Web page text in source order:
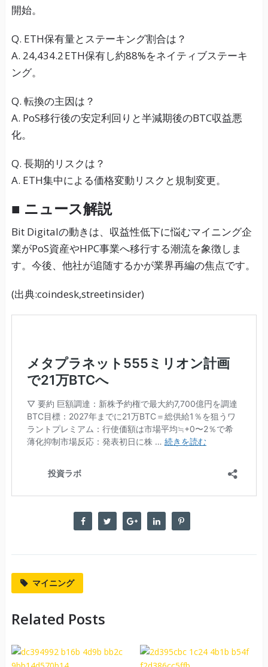
開始。
Q. ETH保有量とステーキング割合は？
A. 24,434.2 ETH保有し約88%をネイティブステーキ
ング。
Q. 転換の主因は？
A. PoS移行後の安定利回りと半減期後のBTC収益悪
化。
Q. 長期的リスクは？
A. ETH集中による価格変動リスクと規制変更。
■ ニュース解説
Bit Digitalの動きは、収益性低下に悩むマイニング企
業がPoS資産やHPC事業へ移行する潮流を象徴しま
す。今後、他社が追随するかが業界再編の焦点です。
(出典:coindesk,streetinsider)
マイニング
Related Posts